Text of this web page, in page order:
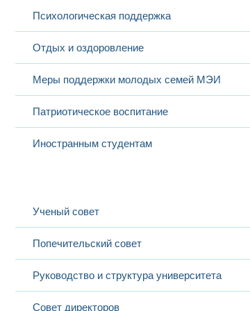
Психологическая поддержка
Отдых и оздоровление
Меры поддержки молодых семей МЭИ
Патриотическое воспитание
Иностранным студентам
Ученый совет
Попечительский совет
Руководство и структура университета
Совет директоров